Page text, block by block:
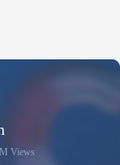
Views